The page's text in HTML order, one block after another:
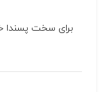
برای سخت